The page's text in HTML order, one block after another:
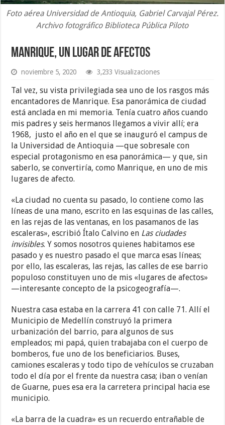
Foto aérea Universidad de Antioquia, Gabriel Carvajal Pérez.
Archivo fotográfico Biblioteca Pública Piloto
Manrique, un lugar de afectos
noviembre 5, 2020 3,233 Visualizaciones
Tal vez, su vista privilegiada sea uno de los rasgos más
encantadores de Manrique. Esa panorámica de ciudad
está anclada en mi memoria. Tenía cuatro años cuando
mis padres y seis hermanos llegamos a vivir allí; era
1968, justo el año en el que se inauguró el campus de
la Universidad de Antioquia —que sobresale con
especial protagonismo en esa panorámica— y que, sin
saberlo, se convertiría, como Manrique, en uno de mis
lugares de afecto.
«La ciudad no cuenta su pasado, lo contiene como las
líneas de una mano, escrito en las esquinas de las calles,
en las rejas de las ventanas, en los pasamanos de las
escaleras», escribió Ítalo Calvino en Las ciudades
invisibles. Y somos nosotros quienes habitamos ese
pasado y es nuestro pasado el que marca esas líneas;
por ello, las escaleras, las rejas, las calles de ese barrio
populoso constituyen uno de mis «lugares de afectos»
—interesante concepto de la psicogeografía—.
Nuestra casa estaba en la carrera 41 con calle 71. Allí el
Municipio de Medellín construyó la primera
urbanización del barrio, para algunos de sus
empleados; mi papá, quien trabajaba con el cuerpo de
bomberos, fue uno de los beneficiarios. Buses,
camiones escaleras y todo tipo de vehículos se cruzaban
todo el día por el frente da nuestra casa; iban o venían
de Guarne, pues esa era la carretera principal hacia ese
municipio.
«La barra de la cuadra» es un recuerdo entrañable de